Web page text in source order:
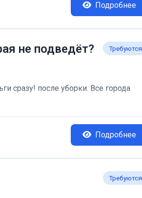
Подробнее
не подведёт? Требуются
сразу! после уборки. Все города
Подробнее
Требуются